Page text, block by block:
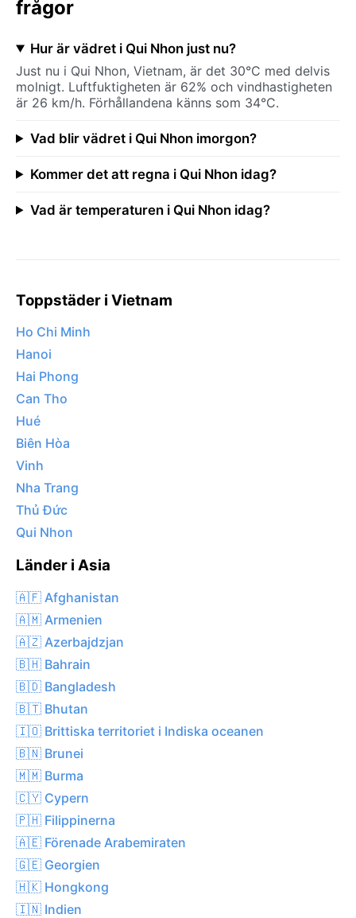
frågor
Hur är vädret i Qui Nhon just nu?
Just nu i Qui Nhon, Vietnam, är det 30°C med delvis
molnigt. Luftfuktigheten är 62% och vindhastigheten
är 26 km/h. Förhållandena känns som 34°C.
Vad blir vädret i Qui Nhon imorgon?
Kommer det att regna i Qui Nhon idag?
Vad är temperaturen i Qui Nhon idag?
Toppstäder i Vietnam
Ho Chi Minh
Hanoi
Hai Phong
Can Tho
Hué
Biên Hòa
Vinh
Nha Trang
Thủ Đức
Qui Nhon
Länder i Asia
🇦🇫 Afghanistan
🇦🇲 Armenien
🇦🇿 Azerbajdzjan
🇧🇭 Bahrain
🇧🇩 Bangladesh
🇧🇹 Bhutan
🇮🇴 Brittiska territoriet i Indiska oceanen
🇧🇳 Brunei
🇲🇲 Burma
🇨🇾 Cypern
🇵🇭 Filippinerna
🇦🇪 Förenade Arabemiraten
🇬🇪 Georgien
🇭🇰 Hongkong
🇮🇳 Indien